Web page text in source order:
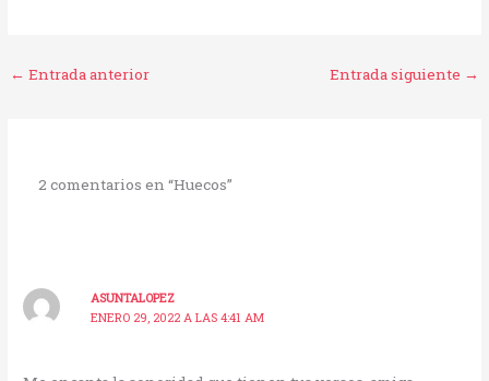
← Entrada anterior Entrada siguiente →
2 comentarios en “Huecos”
ASUNTALOPEZ
ENERO 29, 2022 A LAS 4:41 AM